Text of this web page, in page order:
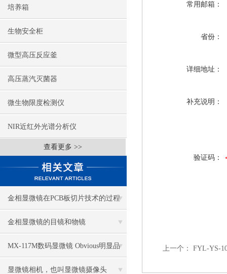
培养箱
生物安全柜
微型高压反应釜
高压蒸汽灭菌器
微生物限度检测仪
NIR近红外光谱分析仪
查看更多 >>
金相显微镜在PCB板切片技术的过程
控制中的作用
金相显微镜的目镜和物镜
MX-117M数码显微镜 Obvious明显品
牌值得推荐
显微镜相机，也叫显微镜摄像头
常用邮箱：
省份：
详细地址：
补充说明：
验证码：
上一个： FYL-YS-